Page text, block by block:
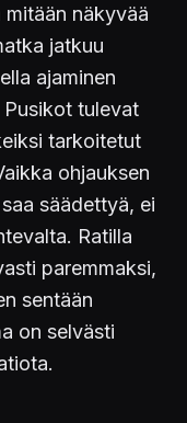
mitään näkyvää
jatkuu
ajaminen
tulevat
tarkoitetut
ohjauksen
säädettyä, ei
Ratilla
paremmaksi,
sentään
on selvästi